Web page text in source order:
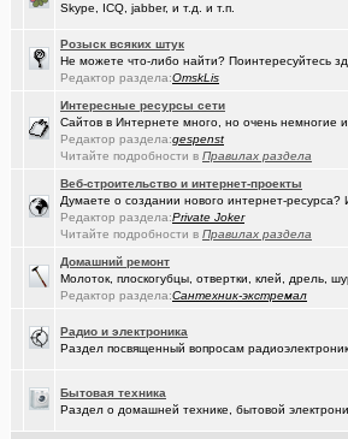
Любимая Люлюня, с днём рождения!
чо наезд от "Городского центра учета"?
Авто под заказ по России
мнение оппозиции(DEMON)
Как вставать в 5 утра без вреда для здоровья?
Обсуждения фотографий форумчан (на
FM-радиостанции в Омске и Омской области
Посоветуйте хорошего массажиста.
Где хорошие кроссовки купить?(tramov)
Леонид Полежаев возращается на пост
На что обратить внимание при выборе жены?
Skype, ICQ, jabber, и т.д. и т.п.
Розыск всяких штук
Не можете что-либо найти? Поинтересуйтесь
Редактор раздела:OmskLis
Интересные ресурсы сети
Сайтов в Интернете много, но очень немногие
Редактор раздела:gespenst
Читайте подробности в Правилах раздела
Веб-строительство и интернет-проекты
Думаете о создании нового интернет-ресурса?
Редактор раздела:Private Joker
Читайте подробности в Правилах раздела
Домашний ремонт
Молоток, плоскогубцы, отвертки, клей, дрель,
Редактор раздела:Сантехник-экстремал
Радио и электроника
Раздел посвященный вопросам
Бытовая техника
Раздел о домашней технике, бытовой